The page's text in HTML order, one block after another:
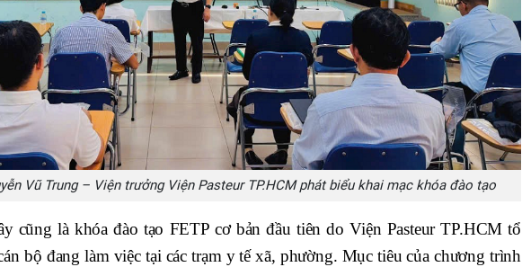
Vũ Trung – Viện trưởng Viện Pasteur TP.HCM phát biểu khai mạc khóa đào tạo
cũng là khóa đào tạo FETP cơ bản đầu tiên do Viện Pasteur TP.HCM tổ
bộ đang làm việc tại các trạm y tế xã, phường. Mục tiêu của chương trình